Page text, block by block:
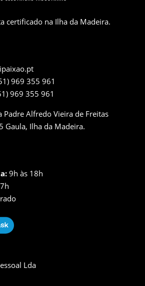
certificado na Ilha da Madeira.
969 355 961
969 355 961
Padre Alfredo Vieira de Freitas
Gaula, Ilha da Madeira.
9h às 18h
Lda